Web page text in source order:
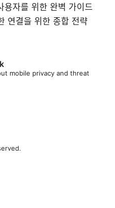
자를 위한 완벽 가이드
연결을 위한 종합 전략
mobile privacy and threat